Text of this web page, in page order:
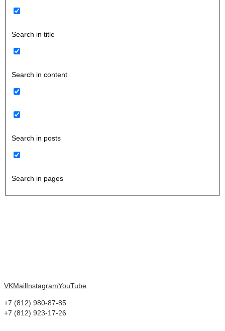
Search in title
Search in content
Search in posts
Search in pages
VKMailInstagramYouTube
+7 (812) 980-87-85
+7 (812) 923-17-26